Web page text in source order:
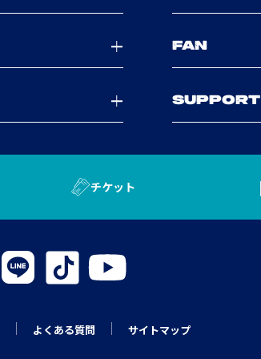
FAN
SUPPORT
チケット
よくある質問 サイトマップ